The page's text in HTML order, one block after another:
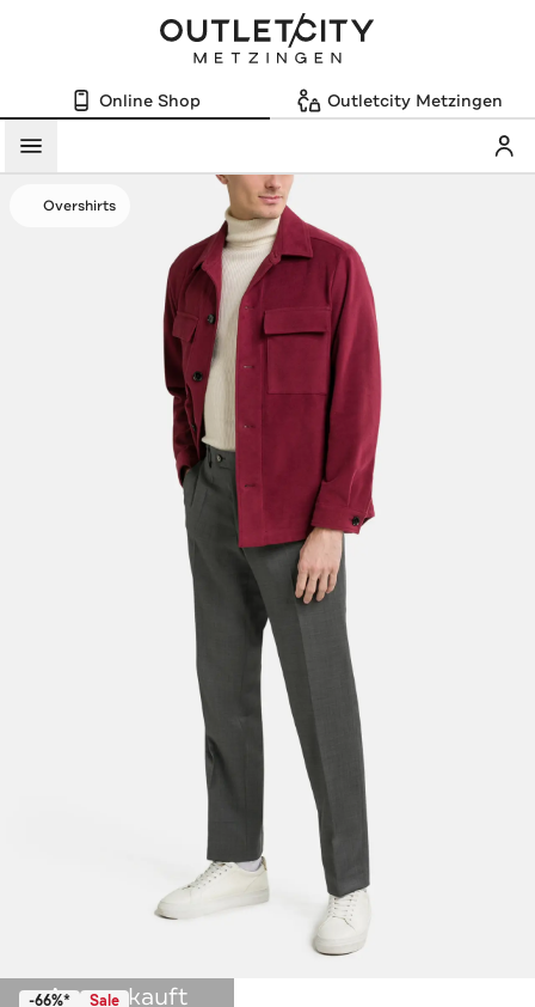
Online Shop Outletcity Metzingen
Menü
Overshirts
Ausverkauft
-66%* Sale